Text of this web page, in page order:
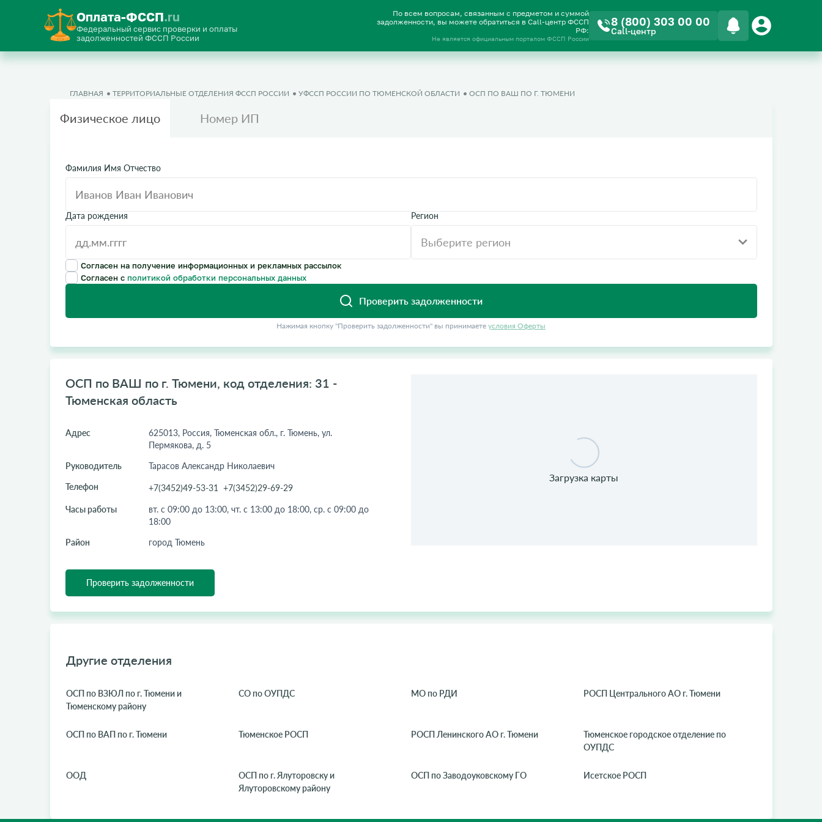
Оплата-ФССП.ru
Федеральный сервис проверки и оплаты
задолженностей ФССП России
По всем вопросам, связанным с предметом и суммой
задолженности, вы можете обратиться в Call-центр ФССП
РФ:
Не является официальным порталом ФССП России
8 (800) 303 00 00
Call-центр
ГЛАВНАЯ ТЕРРИТОРИАЛЬНЫЕ ОТДЕЛЕНИЯ ФССП РОССИИ УФССП РОССИИ ПО ТЮМЕНСКОЙ ОБЛАСТИ ОСП ПО ВАШ ПО Г. ТЮМЕНИ
Физическое лицо Номер ИП
Фамилия Имя Отчество
Дата рождения Регион
Согласен на получение информационных и рекламных рассылок
Согласен с политикой обработки персональных данных
Проверить задолженности
Нажимая кнопку "Проверить задолженности" вы принимаете условия Оферты
ОСП по ВАШ по г. Тюмени, код отделения: 31 -
Тюменская область
Адрес
625013, Россия, Тюменская обл., г. Тюмень, ул.
Пермякова, д. 5
Руководитель
Тарасов Александр Николаевич
Телефон
+7(3452)49-53-31 +7(3452)29-69-29
Часы работы
вт. с 09:00 до 13:00, чт. с 13:00 до 18:00, ср. с 09:00 до
18:00
Район
город Тюмень
Проверить задолженности
Другие отделения
ОСП по ВЗЮЛ по г. Тюмени и
Тюменскому району
СО по ОУПДС МО по РДИ РОСП Центрального АО г. Тюмени
ОСП по ВАП по г. Тюмени Тюменское РОСП РОСП Ленинского АО г. Тюмени
Тюменское городское отделение по
ОУПДС
ООД
ОСП по г. Ялуторовску и
Ялуторовскому району
ОСП по Заводоуковскому ГО Исетское РОСП